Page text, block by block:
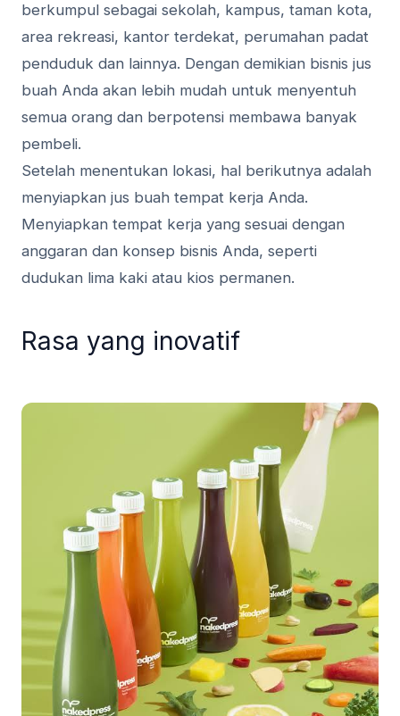
berkumpul sebagai sekolah, kampus, taman kota,
area rekreasi, kantor terdekat, perumahan padat
penduduk dan lainnya. Dengan demikian bisnis jus
buah Anda akan lebih mudah untuk menyentuh
semua orang dan berpotensi membawa banyak
pembeli.
Setelah menentukan lokasi, hal berikutnya adalah
menyiapkan jus buah tempat kerja Anda.
Menyiapkan tempat kerja yang sesuai dengan
anggaran dan konsep bisnis Anda, seperti
dudukan lima kaki atau kios permanen.
Rasa yang inovatif